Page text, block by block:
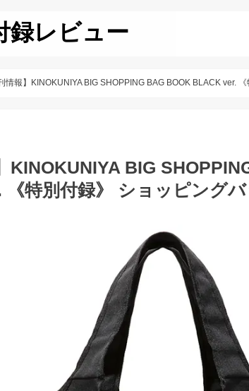
録レビュー
情報】KINOKUNIYA BIG SHOPPING BAG BOOK BLACK ver.
KINOKUNIYA BIG
特別付録》 ショッピング